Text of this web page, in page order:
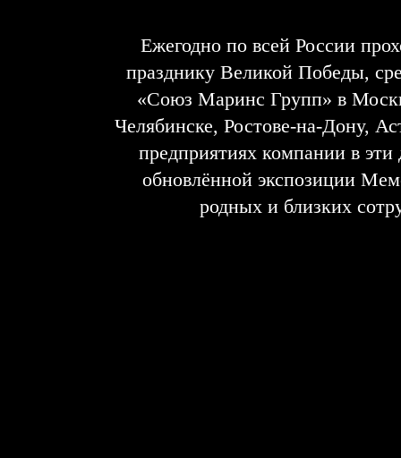
Ежегодно по всей России
празднику Великой Победы,
«Союз Маринс Групп» в
Челябинске, Ростове-на-Дону,
предприятиях компании в
обновлённой экспозиции
родных и близких